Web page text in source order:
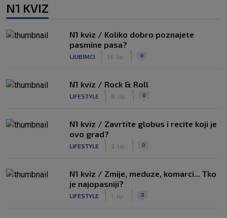
N1 KVIZ
N1 kviz / Koliko dobro poznajete
pasmine pasa?
LJUBIMCI 13. lip. 0
N1 kviz / Rock & Roll
LIFESTYLE 8. lip. 0
N1 kviz / Zavrtite globus i recite koji je
ovo grad?
LIFESTYLE 2. lip. 0
N1 kviz / Zmije, meduze, komarci... Tko
je najopasniji?
LIFESTYLE 1. lip. 0